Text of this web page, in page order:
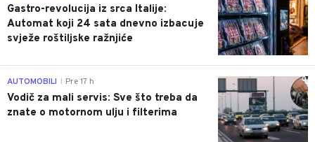
Gastro-revolucija iz srca Italije:
Automat koji 24 sata dnevno izbacuje
svježe roštiljske ražnjiće
0
AUTOMOBILI Pre 17 h
Vodič za mali servis: Sve što treba da
znate o motornom ulju i filterima